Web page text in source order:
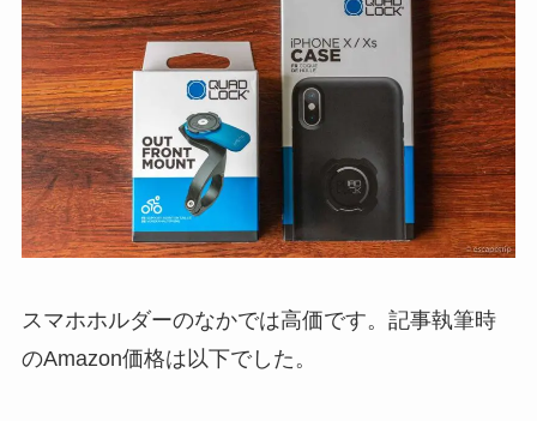
スマホホルダーのなかでは高価です。記事執筆時
のAmazon価格は以下でした。